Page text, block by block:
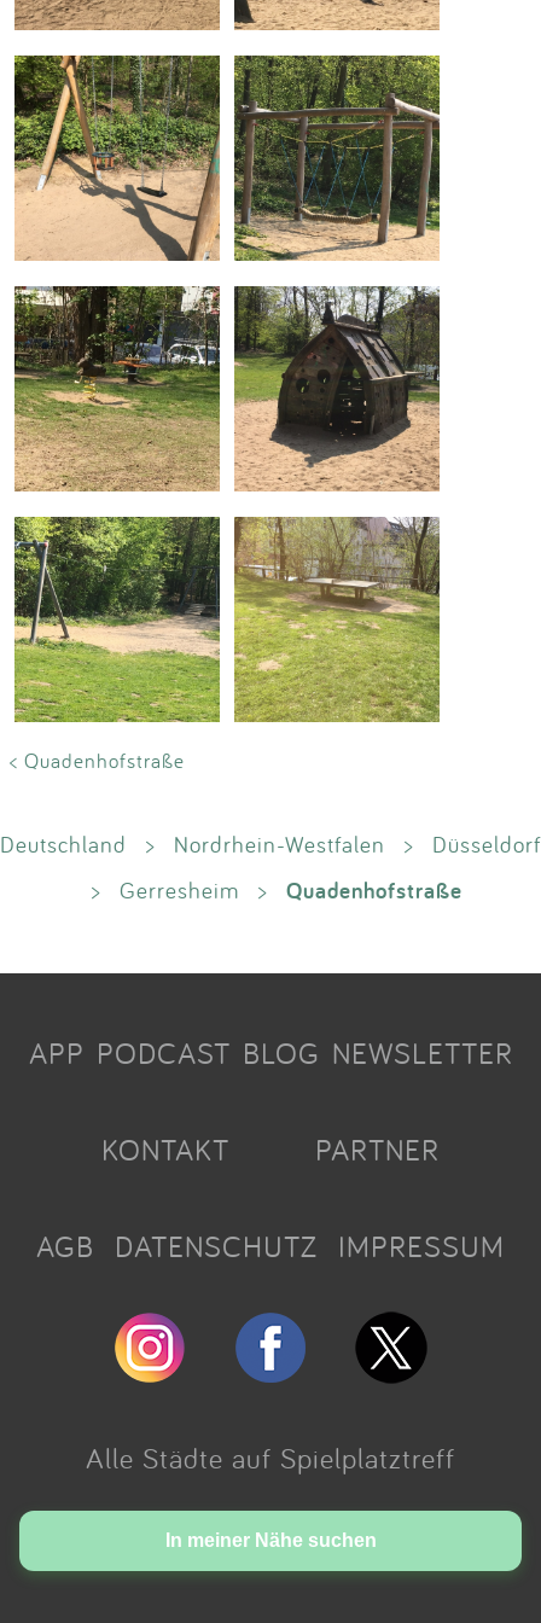
< Quadenhofstraße
Deutschland > Nordrhein-Westfalen >
Düsseldorf
>
Gerresheim > Quadenhofstraße
In meiner Nähe suchen
APP PODCAST BLOG NEWSLETTER
KONTAKT PARTNER
AGB DATENSCHUTZ IMPRESSUM
Alle Städte auf Spielplatztreff
Made with love in Cologne.